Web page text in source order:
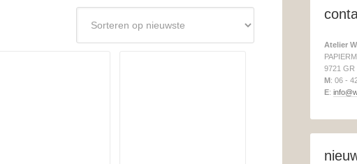
Atelier
9721 GR
M: 06 -
E: